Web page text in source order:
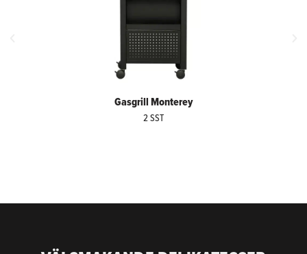
Gasgrill Monterey
2 SST